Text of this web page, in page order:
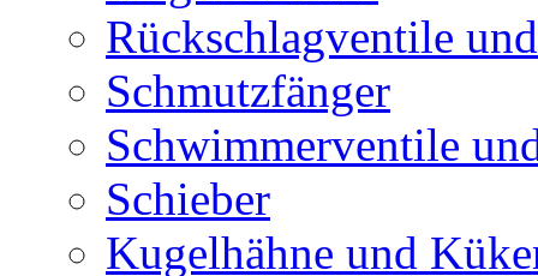
Rückschlagventile
Schmutzfänger
Schwimmerventile
Schieber
Kugelhähne und